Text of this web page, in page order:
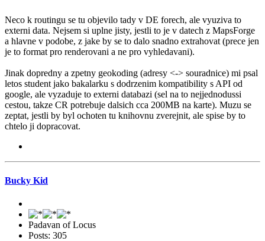
Neco k routingu se tu objevilo tady v DE forech, ale vyuziva to
externi data. Nejsem si uplne jisty, jestli to je v datech z MapsForge
a hlavne v podobe, z jake by se to dalo snadno extrahovat (prece jen
je to format pro renderovani a ne pro vyhledavani).
Jinak dopredny a zpetny geokoding (adresy <-> souradnice) mi psal
letos student jako bakalarku s dodrzenim kompatibility s API od
google, ale vyzaduje to externi databazi (sel na to nejjednodussi
cestou, takze CR potrebuje dalsich cca 200MB na karte). Muzu se
zeptat, jestli by byl ochoten tu knihovnu zverejnit, ale spise by to
chtelo ji dopracovat.
Bucky Kid
Padavan of Locus
Posts: 305